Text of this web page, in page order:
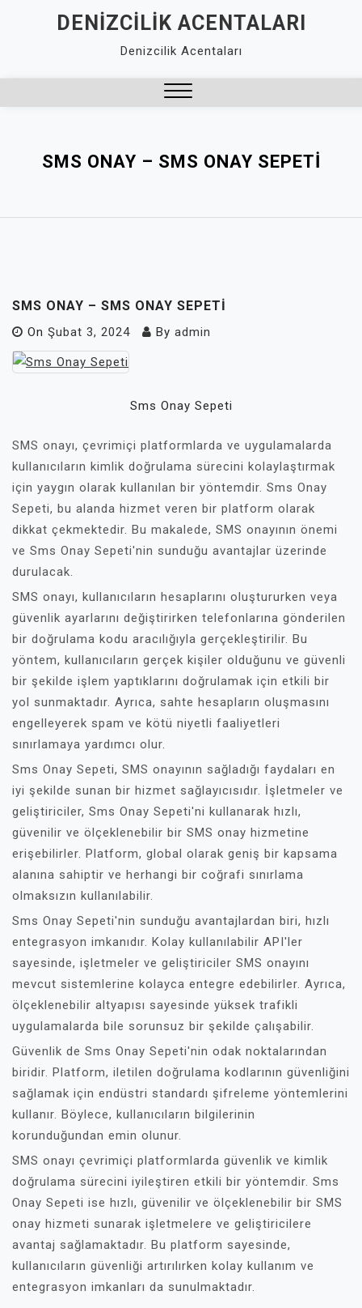
DENIZCILIK ACENTALARI
Denizcilik Acentaları
SMS ONAY – SMS ONAY SEPETI
SMS ONAY – SMS ONAY SEPETI
On Şubat 3, 2024 By admin
Sms Onay Sepeti
SMS onayı, çevrimiçi platformlarda ve uygulamalarda
kullanıcıların kimlik doğrulama sürecini kolaylaştırmak
için yaygın olarak kullanılan bir yöntemdir. Sms Onay
Sepeti, bu alanda hizmet veren bir platform olarak
dikkat çekmektedir. Bu makalede, SMS onayının önemi
ve Sms Onay Sepeti'nin sunduğu avantajlar üzerinde
durulacak.
SMS onayı, kullanıcıların hesaplarını oluştururken veya
güvenlik ayarlarını değiştirirken telefonlarına gönderilen
bir doğrulama kodu aracılığıyla gerçekleştirilir. Bu
yöntem, kullanıcıların gerçek kişiler olduğunu ve güvenli
bir şekilde işlem yaptıklarını doğrulamak için etkili bir
yol sunmaktadır. Ayrıca, sahte hesapların oluşmasını
engelleyerek spam ve kötü niyetli faaliyetleri
sınırlamaya yardımcı olur.
Sms Onay Sepeti, SMS onayının sağladığı faydaları en
iyi şekilde sunan bir hizmet sağlayıcısıdır. İşletmeler ve
geliştiriciler, Sms Onay Sepeti'ni kullanarak hızlı,
güvenilir ve ölçeklenebilir bir SMS onay hizmetine
erişebilirler. Platform, global olarak geniş bir kapsama
alanına sahiptir ve herhangi bir coğrafi sınırlama
olmaksızın kullanılabilir.
Sms Onay Sepeti'nin sunduğu avantajlardan biri, hızlı
entegrasyon imkanıdır. Kolay kullanılabilir API'ler
sayesinde, işletmeler ve geliştiriciler SMS onayını
mevcut sistemlerine kolayca entegre edebilirler. Ayrıca,
ölçeklenebilir altyapısı sayesinde yüksek trafikli
uygulamalarda bile sorunsuz bir şekilde çalışabilir.
Güvenlik de Sms Onay Sepeti'nin odak noktalarından
biridir. Platform, iletilen doğrulama kodlarının güvenliğini
sağlamak için endüstri standardı şifreleme yöntemlerini
kullanır. Böylece, kullanıcıların bilgilerinin
korunduğundan emin olunur.
SMS onayı çevrimiçi platformlarda güvenlik ve kimlik
doğrulama sürecini iyileştiren etkili bir yöntemdir. Sms
Onay Sepeti ise hızlı, güvenilir ve ölçeklenebilir bir SMS
onay hizmeti sunarak işletmelere ve geliştiricilere
avantaj sağlamaktadır. Bu platform sayesinde,
kullanıcıların güvenliği artırılırken kolay kullanım ve
entegrasyon imkanları da sunulmaktadır.